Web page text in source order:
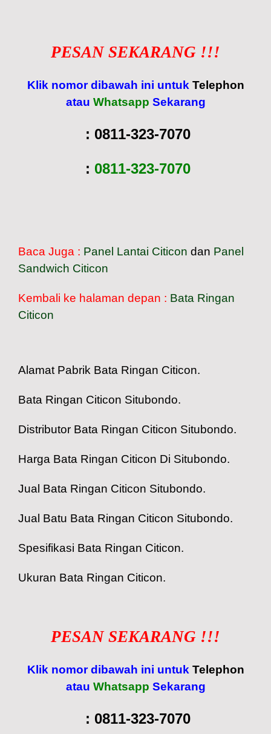
PESAN SEKARANG !!!
Klik nomor dibawah ini untuk Telephon
atau Whatsapp Sekarang
: 0811-323-7070
: 0811-323-7070
Baca Juga : Panel Lantai Citicon dan Panel
Sandwich Citicon
Kembali ke halaman depan : Bata Ringan
Citicon
Alamat Pabrik Bata Ringan Citicon.
Bata Ringan Citicon Situbondo.
Distributor Bata Ringan Citicon Situbondo.
Harga Bata Ringan Citicon Di Situbondo.
Jual Bata Ringan Citicon Situbondo.
Jual Batu Bata Ringan Citicon Situbondo.
Spesifikasi Bata Ringan Citicon.
Ukuran Bata Ringan Citicon.
PESAN SEKARANG !!!
Klik nomor dibawah ini untuk Telephon
atau Whatsapp Sekarang
: 0811-323-7070